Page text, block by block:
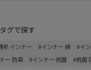
グで探す
年 インナー #インナー 綿
#イ
ー 防臭 #インナー 抗菌 #抗菌